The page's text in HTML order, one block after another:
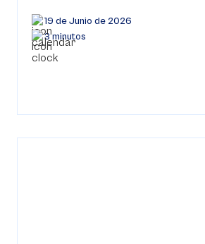
19 de Junio de 2026
3 minutos